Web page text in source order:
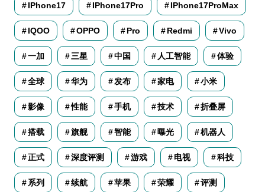
IPhone17 IPhone17Pro IPhone17ProMax
IQOO OPPO Pro Redmi Vivo
一加 三星 中国 人工智能 体验
全球 华为 发布 家电 小米
影像 性能 手机 技术 折叠屏
搭载 旗舰 智能 曝光 机器人
正式 深度评测 游戏 电视 科技
系列 续航 苹果 荣耀 评测